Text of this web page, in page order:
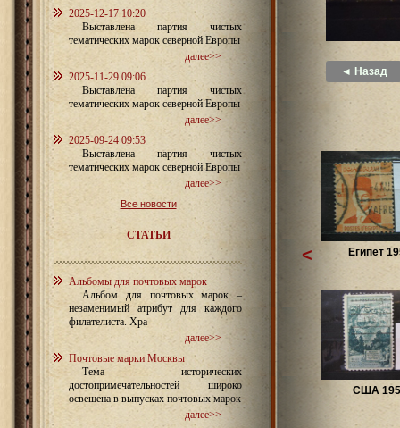
2025-12-17 10:20
Выставлена партия чистых
тематических марок северной Европы
далее>>
2025-11-29 09:06
Выставлена партия чистых
тематических марок северной Европы
далее>>
2025-09-24 09:53
Выставлена партия чистых
тематических марок северной Европы
далее>>
Все новости
СТАТЬИ
Альбомы для почтовых марок
Альбом для почтовых марок –
незаменимый атрибут для каждого
филателиста. Хра
далее>>
Почтовые марки Москвы
Тема исторических
достопримечательностей широко
освещена в выпусках почтовых марок
далее>>
◄ Назад
Египет
США
<